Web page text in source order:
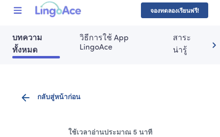
จองทดลองเรียนฟรี!
บทความ
ทั้งหมด
วิธีการใช้ App
LingoAce
สาระ
น่ารู้
กลับสู่หน้าก่อน
ใช้เวลาอ่านประมาณ 5 นาที